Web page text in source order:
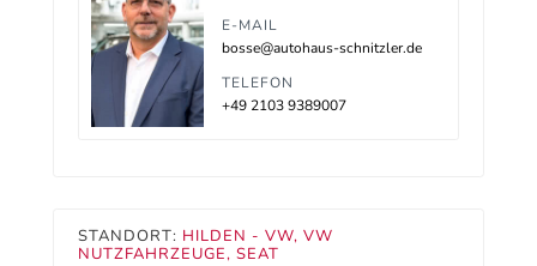
E-MAIL
bosse@autohaus-schnitzler.de
TELEFON
+49 2103 9389007
STANDORT: HILDEN - VW, VW
NUTZFAHRZEUGE, SEAT